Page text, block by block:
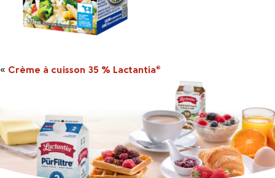
« Crème à cuisson 35 % Lactantia®